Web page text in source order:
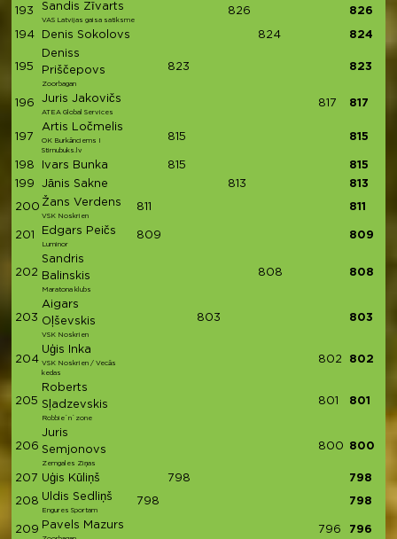
193 Sandis Zīvarts
VAS Latvijas gaisa satiksme
826 826
194 Denis Sokolovs 824 824
195
Deniss
Priščepovs
Zoorbagan
823 823
196 Juris Jakovičs
ATEA Global Services
817 817
197
Artis Ločmelis
OK Burkānciems I
Stirnubuks.lv
815 815
198 Ivars Bunka 815
815
199
Jānis Sakne 813 813
200 Žans Verdens
VSK Noskrien
811 811
201 Edgars Peičs
Luminor
809 809
202
Sandris
Balinskis
Maratona klubs
808 808
203
Aigars
Oļševskis
VSK Noskrien
803 803
204
Uģis Inka
VSK Noskrien / Vecās
kedas
802 802
205
Roberts
Sļadzevskis
Robbie`n`zone
801 801
206
Juris
Semjonovs
Zemgales Ziņas
800 800
207 Uģis Kūliņš 798 798
208 Uldis Sedliņš
Engures Sportam
798 798
209 Pavels Mazurs 796 796